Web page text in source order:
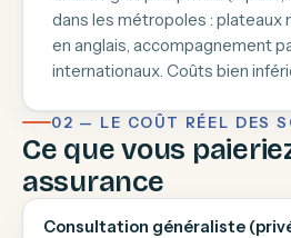
dans les métropoles : plateaux
en anglais, accompagnement
internationaux. Coûts bien
02 — LE COÛT RÉEL DES
Ce que vous
assurance
Consultation généraliste